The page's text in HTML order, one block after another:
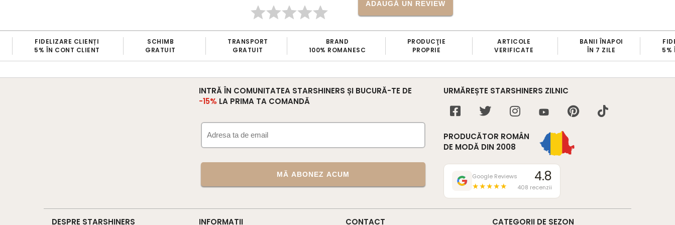
ADAUGĂ UN REVIEW
SCHIMB
GRATUIT
TRANSPORT
GRATUIT
BRAND
100% ROMANESC
PRODUCŢIE
PROPRIE
ARTICOLE
VERIFICATE
BANII ÎNAPOI
ÎN 7 ZILE
FIDELIZARE CLIENȚI
5% ÎN CONT CLIENT
INTRĂ ÎN COMUNITATEA STARSHINERS ȘI BUCURĂ-TE DE
-15% LA PRIMA TA COMANDĂ
MĂ ABONEZ ACUM
URMĂREȘTE STARSHINERS ZILNIC
PRODUCĂTOR ROMÂN
DE MODĂ DIN 2008
Google Reviews
★★★★★
4.8
408 recenzii
DESPRE STARSHINERS INFORMATII CONTACT CATEGORII DE SEZON